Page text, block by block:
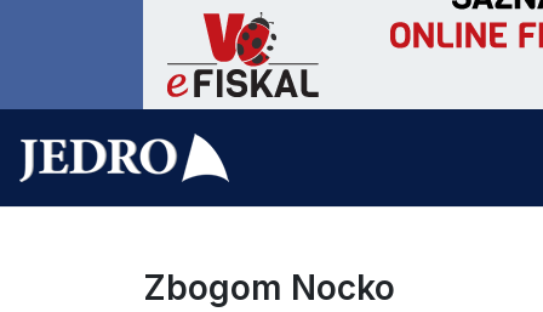
Zbogom Nocko